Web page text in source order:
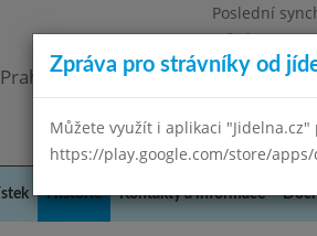
Poslední
Středa
5 - Barrandov, Lohniského
Historie Kontakty a informace
Zpráva pro strávníky od
Můžete využít i aplikaci
https://play.google.com/store/